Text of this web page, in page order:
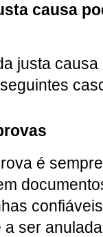
causa
justa causa
é
a ser